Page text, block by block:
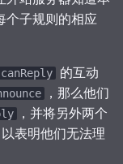
个子规则的相应
canReply
的互动
，那么他们
，并将另外两个
表明他们无法理